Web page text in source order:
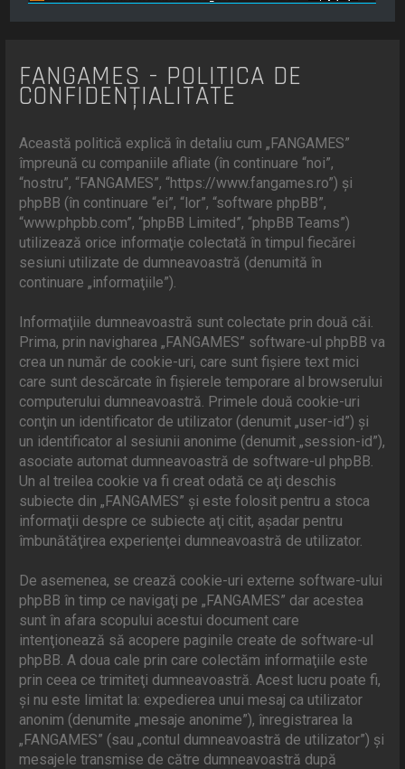
FANGAMES - POLITICA DE
CONFIDENŢIALITATE
Această politică explică în detaliu cum „FANGAMES”
împreună cu companiile afliate (în continuare “noi”,
“nostru”, “FANGAMES”, “https://www.fangames.ro”) şi
phpBB (în continuare “ei”, “lor”, “software phpBB”,
“www.phpbb.com”, “phpBB Limited”, “phpBB Teams”)
utilizează orice informaţie colectată în timpul fiecărei
sesiuni utilizate de dumneavoastră (denumită în
continuare „informaţiile”).
Informaţiile dumneavoastră sunt colectate prin două căi.
Prima, prin navigharea „FANGAMES” software-ul phpBB va
crea un număr de cookie-uri, care sunt fişiere text mici
care sunt descărcate în fişierele temporare al browserului
computerului dumneavoastră. Primele două cookie-uri
conţin un identificator de utilizator (denumit „user-id”) şi
un identificator al sesiunii anonime (denumit „session-id”),
asociate automat dumneavoastră de software-ul phpBB.
Un al treilea cookie va fi creat odată ce aţi deschis
subiecte din „FANGAMES” şi este folosit pentru a stoca
informaţii despre ce subiecte aţi citit, aşadar pentru
îmbunătăţirea experienţei dumneavoastră de utilizator.
De asemenea, se crează cookie-uri externe software-ului
phpBB în timp ce navigaţi pe „FANGAMES” dar acestea
sunt în afara scopului acestui document care
intenţionează să acopere paginile create de software-ul
phpBB. A doua cale prin care colectăm informaţiile este
prin ceea ce trimiteţi dumneavoastră. Acest lucru poate fi,
şi nu este limitat la: expedierea unui mesaj ca utilizator
anonim (denumite „mesaje anonime”), înregistrarea la
„FANGAMES” (sau „contul dumneavoastră de utilizator”) şi
mesajele transmise de către dumneavoastră după